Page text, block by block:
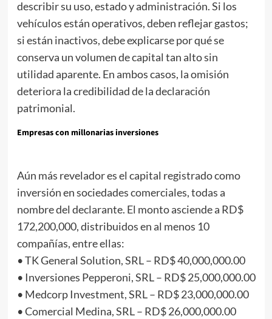
describir su uso, estado y administración. Si los
vehículos están operativos, deben reflejar gastos;
si están inactivos, debe explicarse por qué se
conserva un volumen de capital tan alto sin
utilidad aparente. En ambos casos, la omisión
deteriora la credibilidad de la declaración
patrimonial.
Empresas con millonarias inversiones
Aún más revelador es el capital registrado como
inversión en sociedades comerciales, todas a
nombre del declarante. El monto asciende a RD$
172,200,000, distribuidos en al menos 10
compañías, entre ellas:
• TK General Solution, SRL – RD$ 40,000,000.00
• Inversiones Pepperoni, SRL – RD$ 25,000,000.00
• Medcorp Investment, SRL – RD$ 23,000,000.00
• Comercial Medina, SRL – RD$ 26,000,000.00